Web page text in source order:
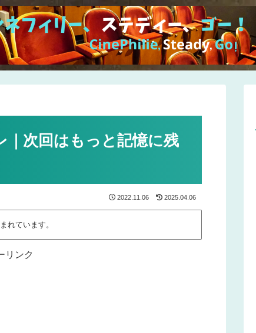
｜次回はもっと記憶に残
2022.11.06 2025.04.06
れています。
リンク